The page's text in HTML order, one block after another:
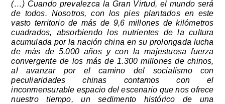
(…) Cuando prevalezca la Gran Virtud, el mundo será
de todos. Nosotros, con los pies plantados en este
vasto territorio de más de 9,6 millones de kilómetros
cuadrados, absorbiendo los nutrientes de la cultura
acumulada por la nación china en su prolongada lucha
de más de 5.000 años y con la majestuosa fuerza
convergente de los más de 1.300 millones de chinos,
al avanzar por el camino del socialismo con
peculiaridades chinas contamos con el
inconmensurable espacio del escenario que nos ofrece
nuestro tiempo, un sedimento histórico de una